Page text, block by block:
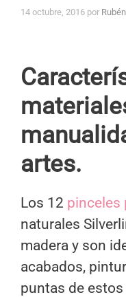
14 octubre, 2016 por
artes.
Los 12 pinceles
naturales
madera y son
acabados,
puntas de